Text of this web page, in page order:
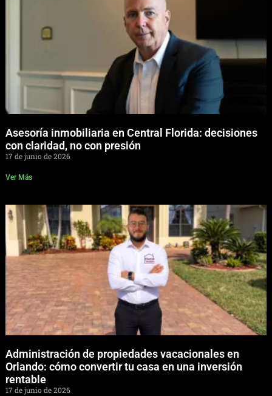
Asesoría inmobiliaria en Central Florida: decisiones
con claridad, no con presión
17 de junio de 2026
Ver Más
Administración de propiedades vacacionales en
Orlando: cómo convertir tu casa en una inversión
rentable
17 de junio de 2026